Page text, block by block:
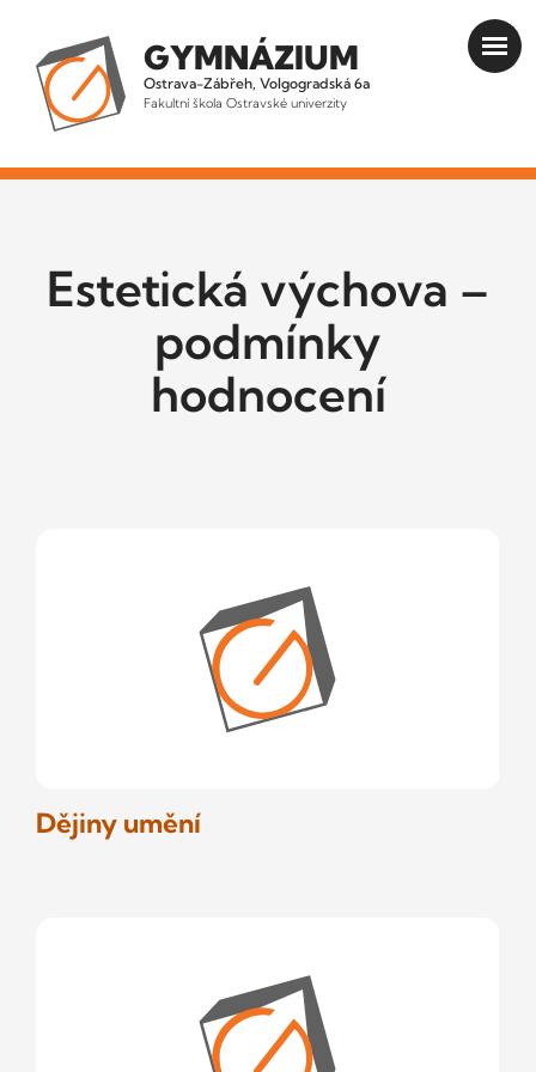
GYMNÁZIUM
Ostrava-Zábřeh, Volgogradská 6a
Fakultní škola Ostravské univerzity
Estetická výchova –
podmínky
hodnocení
Dějiny umění